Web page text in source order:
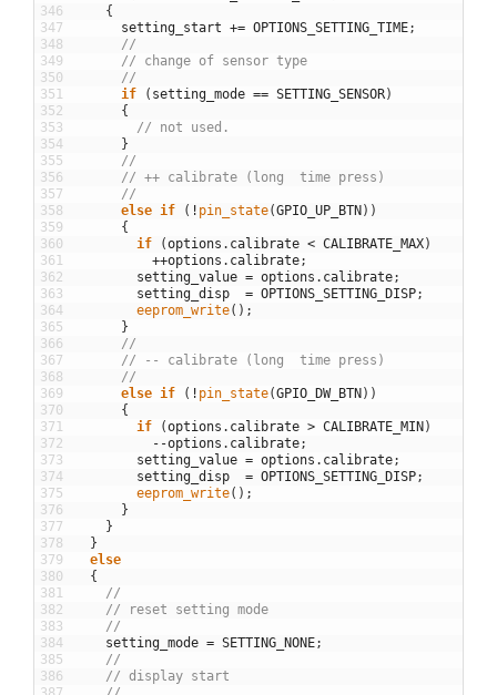
346
347
348
349
350
351
352
353
354
355
356
357
358
359
360
361
362
363
364
365
366
367
368
369
370
371
372
373
374
375
376
377
378
379
380
381
382
383
384
385
386
{
setting_start += OPTIONS_SETTING_TIME;
//
// change of sensor type
//
if
( setting_mode == SETTING_SENSOR)
{
// not used.
}
//
// ++ calibrate (long  time press)
//
else if ( ! pin_state(GPIO_UP_BTN) )
{
if
(options . calibrate < CALIBRATE_MAX)
++options . calibrate;
setting_value = options . calibrate;
setting_disp
= OPTIONS_SETTING_DISP;
eeprom_write( ) ;
}
//
// -- calibrate (long  time press)
//
else if ( ! pin_state(GPIO_DW_BTN) )
{
if
(options . calibrate > CALIBRATE_MIN)
--options . calibrate;
setting_value = options . calibrate;
setting_disp
= OPTIONS_SETTING_DISP;
eeprom_write( ) ;
}
}
}
else
{
//
// reset setting mode
//
setting_mode = SETTING_NONE;
//
// display start